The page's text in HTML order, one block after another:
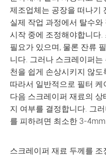
제조업체는 공장을 떠나기
실제 작업 과정에서 탈수
시작 중에 조정해야합니다
필요가 있으며, 물론 잔류
니다. 그러나 스크레이퍼
천을 쉽게 손상시키지 않
따라서 일반적으로 필터
다음 스크레이퍼 재료의
지 여부를 결정합니다. 그
를 피하려면 최소한 3-
스크레이퍼 재료 두께를